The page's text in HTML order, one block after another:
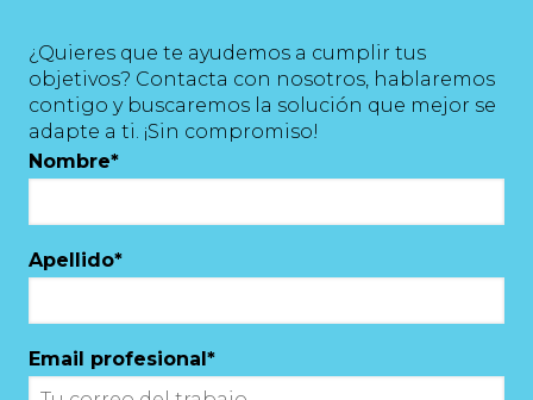
¿Quieres que te ayudemos a cumplir tus
objetivos? Contacta con nosotros, hablaremos
contigo y buscaremos la solución que mejor se
adapte a ti. ¡Sin compromiso!
Nombre*
Apellido*
Email profesional*